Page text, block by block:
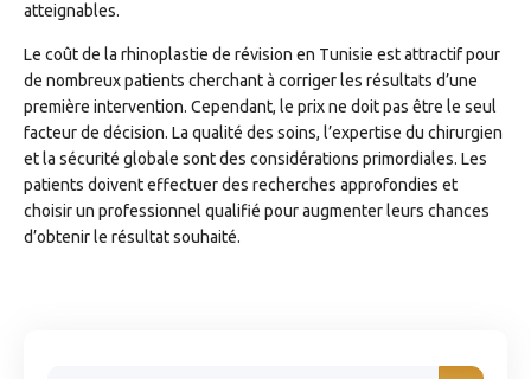
atteignables.
Le coût de la rhinoplastie de révision en Tunisie est attractif pour
de nombreux patients cherchant à corriger les résultats d’une
première intervention. Cependant, le prix ne doit pas être le seul
facteur de décision. La qualité des soins, l’expertise du chirurgien
et la sécurité globale sont des considérations primordiales. Les
patients doivent effectuer des recherches approfondies et
choisir un professionnel qualifié pour augmenter leurs chances
d’obtenir le résultat souhaité.